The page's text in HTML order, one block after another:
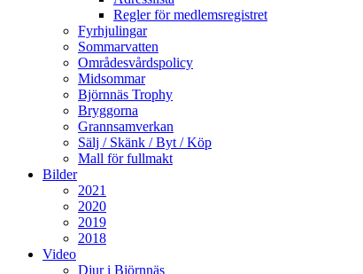
Regler för medlemsregistret
Fyrhjulingar
Sommarvatten
Områdesvårdspolicy
Midsommar
Björnnäs Trophy
Bryggorna
Grannsamverkan
Sälj / Skänk / Byt / Köp
Mall för fullmakt
Bilder
2021
2020
2019
2018
Video
Djur i Björnnäs